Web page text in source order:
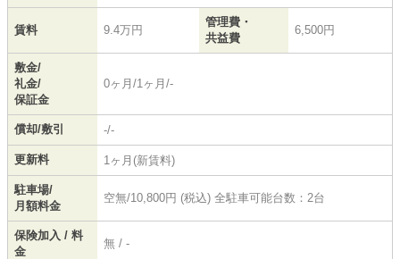
賃料 9.4万円
管理費・
共益費
6,500円
敷金/
礼金/
保証金
0ヶ月/1ヶ月/-
償却/敷引 -/-
更新料 1ヶ月(新賃料)
駐車場/
月額料金
空無/10,800円 (税込) 全駐車可能台数：2台
保険加入 / 料
金
無 / -